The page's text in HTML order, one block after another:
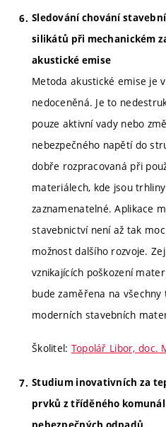
Sledování chování
silikátů při mechanickém
akustické emise
Metoda akustické emise je
nedoceněná. Je to
pouze aktivní vady nebo
nebezpečného napětí do
dobře rozpracovaná při
materiálech, kde jsou
zaznamenatelné. Aplikace
stavebnictví není až tak
možnost dalšího rozvoje.
vznikajících poškození
bude zaměřena na
moderních stavebních
Školitel: Topolář Libor, doc.
Studium inovativních za
prvků z tříděného